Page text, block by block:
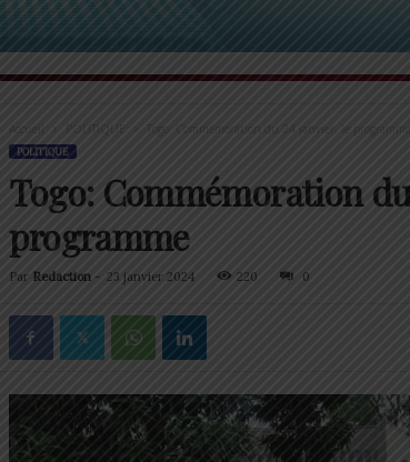
Accueil Togo: Commémoration du 24 janvier, le programme
POLITIQUE
Togo: Commémoration
programme
Par Redaction- 23 janvier 2024 220 0